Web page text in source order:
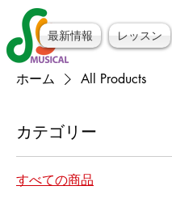
最新情報 レッスン
ホーム All Products
カテゴリー
すべての商品